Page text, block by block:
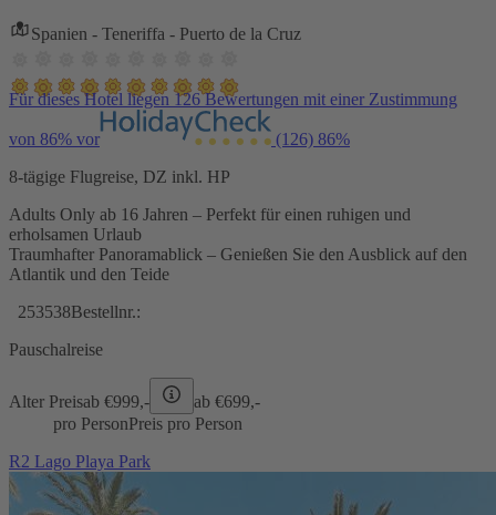
Spanien - Teneriffa - Puerto de la Cruz
Für dieses Hotel liegen 126 Bewertungen mit einer Zustimmung
von 86% vor (126) 86%
8-tägige Flugreise, DZ inkl. HP
Adults Only ab 16 Jahren – Perfekt für einen ruhigen und
erholsamen Urlaub
Traumhafter Panoramablick – Genießen Sie den Ausblick auf den
Atlantik und den Teide
253538Bestellnr.:
Pauschalreise
Alter Preisab €999,- ab €699,-
pro PersonPreis pro Person
R2 Lago Playa Park